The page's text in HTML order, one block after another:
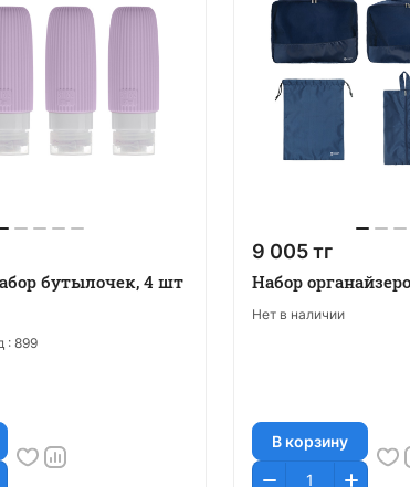
бутылочек, 4 шт
: 899
9 005 тг
Набор
Нет в наличии
В корзину